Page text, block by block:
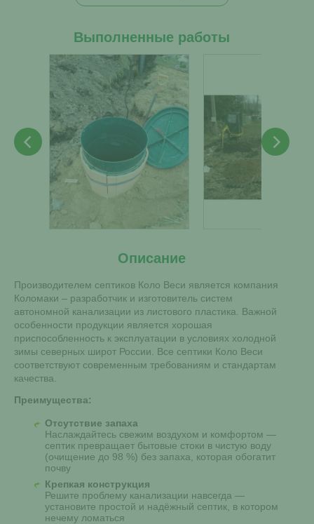
Выполненные работы
Описание
Производителем септиков Коло Веси является компания
Коломаки – разработчик и изготовитель систем
автономной канализации из листового пластика. Важной
особенности продукции является хорошая
приспособленность к эксплуатации в условиях холодной
зимы северных широт России. Все септики Коло Веси
соответствуют современным требованиям и стандартам
качества.
Преимущества:
Отсутствие запаха
Наслаждайтесь свежим воздухом и комфортом —
септик превращает бытовые стоки в чистую воду
(очищение до 98 %) без запаха, которая обогатит
почву
Крепкая конструкция
Решите проблему канализации навсегда —
установите простой и надёжный септик, в котором
нечему ломаться